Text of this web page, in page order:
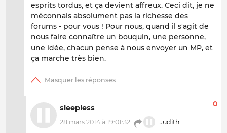
esprits tordus, et ça devient affreux. Ceci dit, je ne
méconnais absolument pas la richesse des
forums - pour vous ! Pour nous, quand il s'agit de
nous faire connaître un bouquin, une personne,
une idée, chacun pense à nous envoyer un MP, et
ça marche très bien.
sleepless
28 mars 2014 à 19:01:32 Judith
0